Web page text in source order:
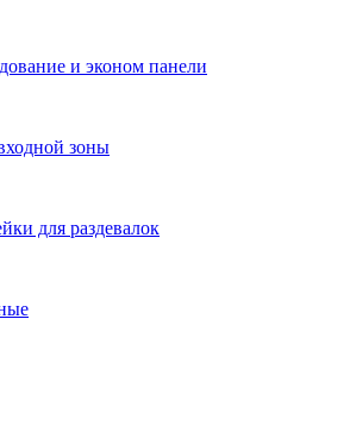
и эконом панели
зоны
для раздевалок